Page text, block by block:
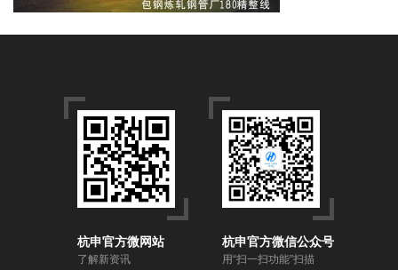
杭申官方微网站
了解新资讯
杭申官方微信公众号
用“扫一扫功能”扫描